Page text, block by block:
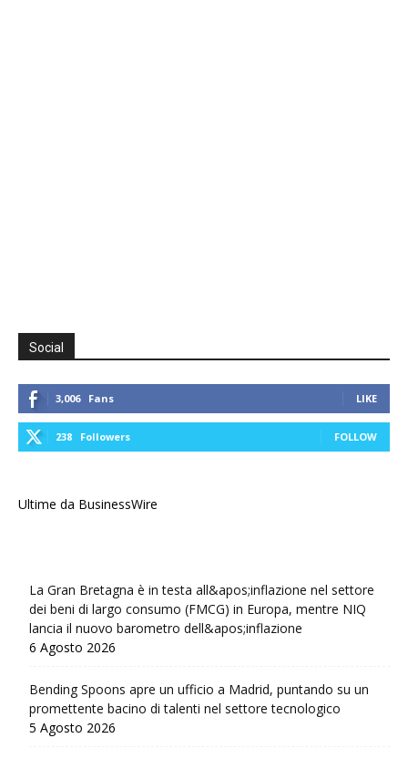
Social
3,006 Fans LIKE
238 Followers FOLLOW
Ultime da BusinessWire
La Gran Bretagna è in testa all&apos;inflazione nel settore
dei beni di largo consumo (FMCG) in Europa, mentre NIQ
lancia il nuovo barometro dell&apos;inflazione
6 Agosto 2026
Bending Spoons apre un ufficio a Madrid, puntando su un
promettente bacino di talenti nel settore tecnologico
5 Agosto 2026